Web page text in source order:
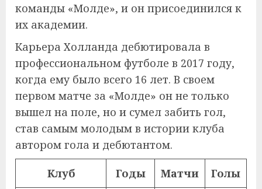
команды «Молде», и он присоединился к
их академии.
Карьера Холланда дебютировала в
профессиональном футболе в 2017 году,
когда ему было всего 16 лет. В своем
первом матче за «Молде» он не только
вышел на поле, но и сумел забить гол,
став самым молодым в истории клуба
автором гола и дебютантом.
Клуб Годы Матчи Голы